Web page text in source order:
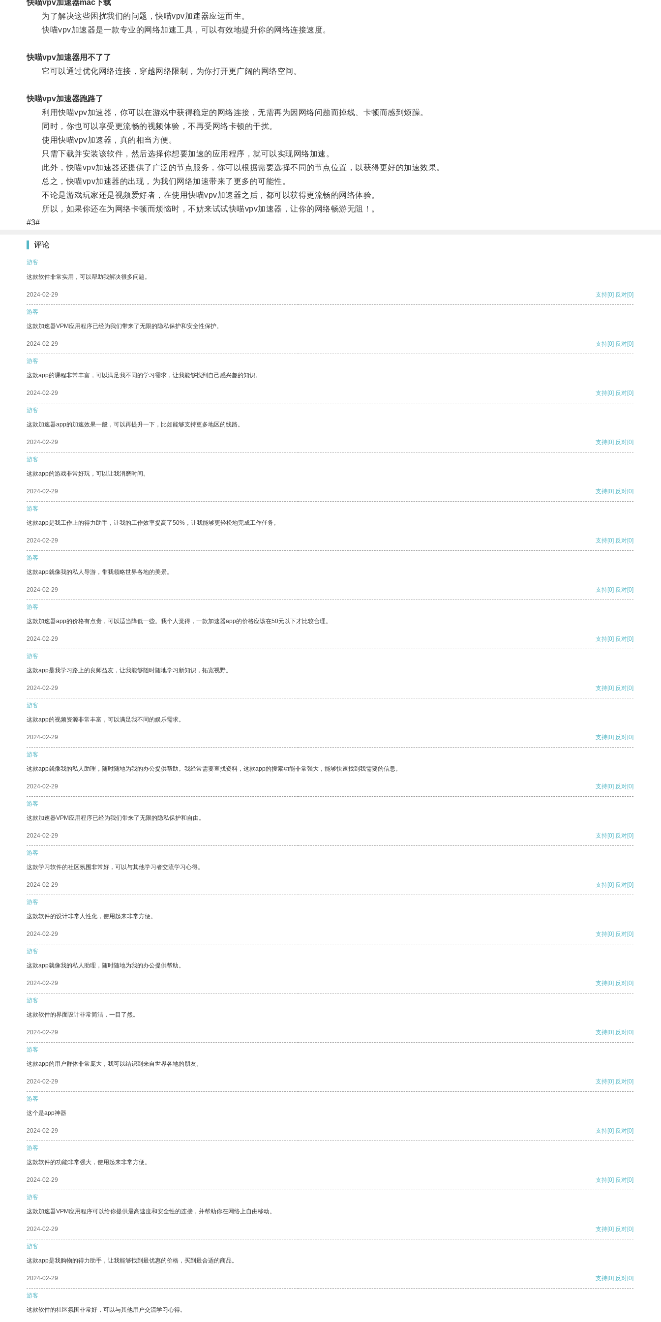
快喵vpv加速器mac下载
为了解决这些困扰我们的问题，快喵vpv加速器应运而生。
快喵vpv加速器是一款专业的网络加速工具，可以有效地提升你的网络连接速度。
快喵vpv加速器用不了了
它可以通过优化网络连接，穿越网络限制，为你打开更广阔的网络空间。
快喵vpv加速器跑路了
利用快喵vpv加速器，你可以在游戏中获得稳定的网络连接，无需再为因网络问题而掉线、卡顿而感到烦躁。
同时，你也可以享受更流畅的视频体验，不再受网络卡顿的干扰。
使用快喵vpv加速器，真的相当方便。
只需下载并安装该软件，然后选择你想要加速的应用程序，就可以实现网络加速。
此外，快喵vpv加速器还提供了广泛的节点服务，你可以根据需要选择不同的节点位置，以获得更好的加速效果。
总之，快喵vpv加速器的出现，为我们网络加速带来了更多的可能性。
不论是游戏玩家还是视频爱好者，在使用快喵vpv加速器之后，都可以获得更流畅的网络体验。
所以，如果你还在为网络卡顿而烦恼时，不妨来试试快喵vpv加速器，让你的网络畅游无阻！。
#3#
评论
游客
这款软件非常实用，可以帮助我解决很多问题。
2024-02-29 支持[0] 反对[0]
游客
这款加速器VPM应用程序已经为我们带来了无限的隐私保护和安全性保护。
2024-02-29 支持[0] 反对[0]
游客
这款app的课程非常丰富，可以满足我不同的学习需求，让我能够找到自己感兴趣的知识。
2024-02-29 支持[0] 反对[0]
游客
这款加速器app的加速效果一般，可以再提升一下，比如能够支持更多地区的线路。
2024-02-29 支持[0] 反对[0]
游客
这款app的游戏非常好玩，可以让我消磨时间。
2024-02-29 支持[0] 反对[0]
游客
这款app是我工作上的得力助手，让我的工作效率提高了50%，让我能够更轻松地完成工作任务。
2024-02-29 支持[0] 反对[0]
游客
这款app就像我的私人导游，带我领略世界各地的美景。
2024-02-29 支持[0] 反对[0]
游客
这款加速器app的价格有点贵，可以适当降低一些。我个人觉得，一款加速器app的价格应该在50元以下才比较合理。
2024-02-29 支持[0] 反对[0]
游客
这款app是我学习路上的良师益友，让我能够随时随地学习新知识，拓宽视野。
2024-02-29 支持[0] 反对[0]
游客
这款app的视频资源非常丰富，可以满足我不同的娱乐需求。
2024-02-29 支持[0] 反对[0]
游客
这款app就像我的私人助理，随时随地为我的办公提供帮助。我经常需要查找资料，这款app的搜索功能非常强大，能够快速找到我需要的信息。
2024-02-29 支持[0] 反对[0]
游客
这款加速器VPM应用程序已经为我们带来了无限的隐私保护和自由。
2024-02-29 支持[0] 反对[0]
游客
这款学习软件的社区氛围非常好，可以与其他学习者交流学习心得。
2024-02-29 支持[0] 反对[0]
游客
这款软件的设计非常人性化，使用起来非常方便。
2024-02-29 支持[0] 反对[0]
游客
这款app就像我的私人助理，随时随地为我的办公提供帮助。
2024-02-29 支持[0] 反对[0]
游客
这款软件的界面设计非常简洁，一目了然。
2024-02-29 支持[0] 反对[0]
游客
这款app的用户群体非常庞大，我可以结识到来自世界各地的朋友。
2024-02-29 支持[0] 反对[0]
游客
这个是app神器
2024-02-29 支持[0] 反对[0]
游客
这款软件的功能非常强大，使用起来非常方便。
2024-02-29 支持[0] 反对[0]
游客
这款加速器VPM应用程序可以给你提供最高速度和安全性的连接，并帮助你在网络上自由移动。
2024-02-29 支持[0] 反对[0]
游客
这款app是我购物的得力助手，让我能够找到最优惠的价格，买到最合适的商品。
2024-02-29 支持[0] 反对[0]
游客
这款软件的社区氛围非常好，可以与其他用户交流学习心得。